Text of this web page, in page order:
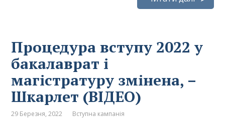
Процедура вступу 2022 у
бакалаврат і
магістратуру змінена, –
Шкарлет (ВІДЕО)
29 Березня, 2022 Вступна кампанія